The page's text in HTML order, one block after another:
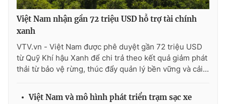
Việt Nam nhận gần 72 triệu USD hỗ trợ tài chính
xanh
VTV.vn - Việt Nam được phê duyệt gần 72 triệu USD
từ Quỹ Khí hậu Xanh để chi trả theo kết quả giảm phát
thải từ bảo vệ rừng, thúc đẩy quản lý bền vững và cải...
Việt Nam và mô hình phát triển trạm sạc xe